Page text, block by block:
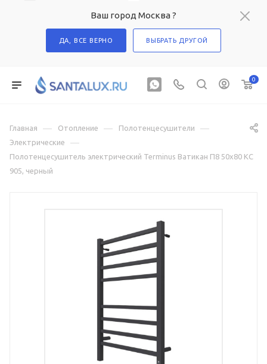
Ваш город Москва ?
ДА, ВСЕ ВЕРНО ВЫБРАТЬ ДРУГОЙ
0
Главная — Отопление — Полотенцесушители —
Электрические —
Полотенцесушитель электрический Terminus Ватикан П8 50х80 КС
905, черный